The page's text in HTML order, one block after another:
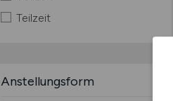
Teilzeit
Anstellungsform